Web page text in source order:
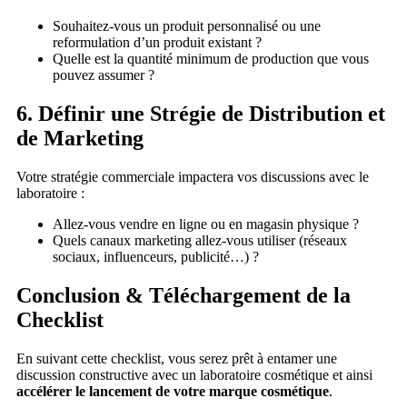
Souhaitez-vous un produit personnalisé ou une
reformulation d’un produit existant ?
Quelle est la quantité minimum de production que vous
pouvez assumer ?
6. Définir une Strégie de Distribution et
de Marketing
Votre stratégie commerciale impactera vos discussions avec le
laboratoire :
Allez-vous vendre en ligne ou en magasin physique ?
Quels canaux marketing allez-vous utiliser (réseaux
sociaux, influenceurs, publicité…) ?
Conclusion & Téléchargement de la
Checklist
En suivant cette checklist, vous serez prêt à entamer une
discussion constructive avec un laboratoire cosmétique et ainsi
accélérer le lancement de votre marque cosmétique.